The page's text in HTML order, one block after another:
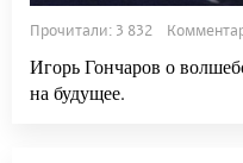
Прочитали: 3 832
Игорь Гончаров о
на будущее.